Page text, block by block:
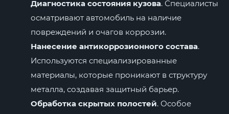
Диагностика состояния кузова. Специалисты
осматривают автомобиль на наличие
повреждений и очагов коррозии.
Нанесение антикоррозионного состава.
Используются специализированные
материалы, которые проникают в структуру
металла, создавая защитный барьер.
Обработка скрытых полостей. Особое